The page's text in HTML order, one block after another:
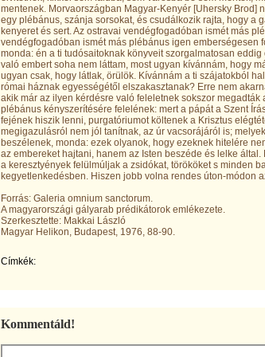
mentenek. Morvaországban Magyar-Kenyér [Uhersky Brod]
egy plébánus, szánja sorsokat, és csudálkozik rajta, hogy a
kenyeret és sert. Az ostravai vendégfogadóban ismét más
vendégfogadóban ismét más plébánus igen emberségesen
monda: én a ti tudósaitoknak könyveit szorgalmatosan
való embert soha nem láttam, most ugyan kívánnám, hogy
ugyan csak, hogy látlak, örülök. Kívánnám a ti szájatokból
római háznak egyességétől elszakasztanak? Erre nem
akik már az ilyen kérdésre való feleletnek sokszor megadták
plébánus kényszerítésére felelének: mert a pápát a Szent
fejének hiszik lenni, purgatóriumot költenek a Krisztus
megigazulásról nem jól tanítnak, az úr vacsorájáról is;
beszélenek, monda: ezek olyanok, hogy ezeknek hitelére
az embereket hajtani, hanem az Isten beszéde és lelke
a keresztyények felülmúljak a zsidókat, törököket s minden
kegyetlenkedésben. Hiszen jobb volna rendes úton-módon
Forrás: Galeria omnium sanctorum.
A magyarországi gályarab prédikátorok emlékezete.
Szerkesztette: Makkai László
Magyar Helikon, Budapest, 1976, 88-90.
Címkék:
Kommentáld!